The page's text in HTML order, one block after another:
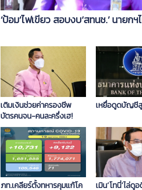
‘ป้อม’ไฟเขียว สอบงบ‘สทนช.’ นายก
เติมเงินช่วยค่าครองชีพ
บัตรคนจน-คนละครึ่งเฮ!
เหยื่อดูดบัญชี
ภท.เคลียร์ตั้งทหารคุมแก้โค
เมิน‘โทนี่’ไล่ดู